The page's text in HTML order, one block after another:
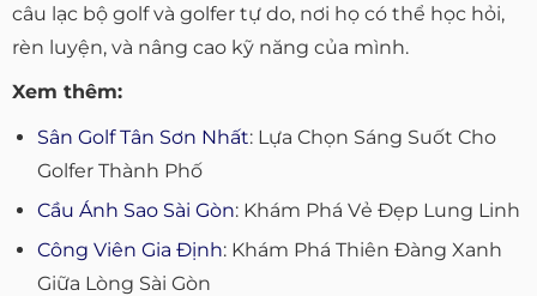
câu lạc bộ golf và golfer tự do, nơi họ có thể học hỏi,
rèn luyện, và nâng cao kỹ năng của mình.
Xem thêm:
Sân Golf Tân Sơn Nhất: Lựa Chọn Sáng Suốt Cho
Golfer Thành Phố
Cầu Ánh Sao Sài Gòn: Khám Phá Vẻ Đẹp Lung Linh
Công Viên Gia Định: Khám Phá Thiên Đàng Xanh
Giữa Lòng Sài Gòn